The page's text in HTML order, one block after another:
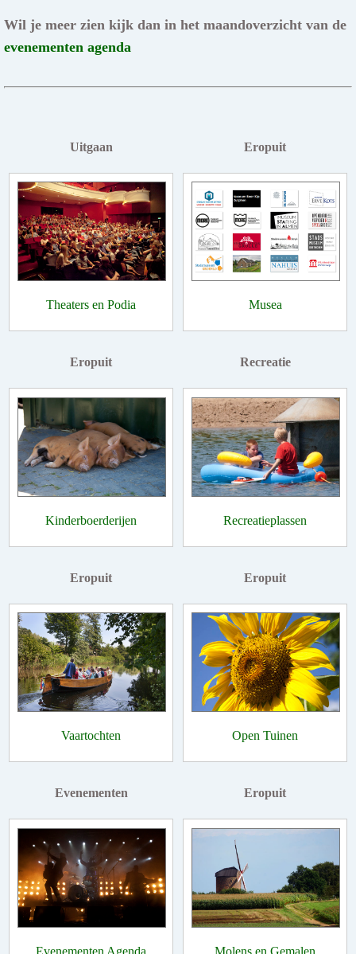
Wil je meer zien kijk dan in het maandoverzicht van de
evenementen agenda
Uitgaan
Theaters en Podia
Eropuit
Musea
Eropuit
Kinderboerderijen
Recreatie
Recreatieplassen
Eropuit
Vaartochten
Eropuit
Open Tuinen
Evenementen
Evenementen Agenda
Eropuit
Molens en Gemalen